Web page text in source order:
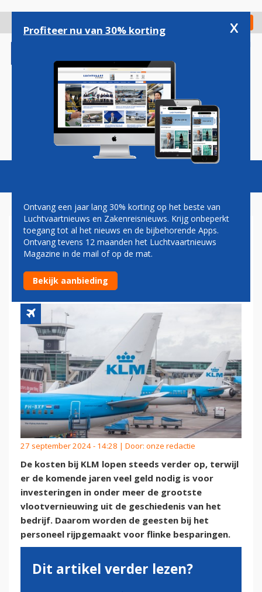
gaan
Check in
Magazine Podcasts Vacatures
'2025 WORDT FINANCIEEL
GROTE UITDAGING VOOR
KLM'
27 september 2024 - 14:28 | Door: onze redactie
De kosten bij KLM lopen steeds verder op, terwijl
er de komende jaren veel geld nodig is voor
investeringen in onder meer de grootste
vlootvernieuwing uit de geschiedenis van het
bedrijf. Daarom worden de geesten bij het
personeel rijpgemaakt voor flinke besparingen.
Dit artikel verder lezen?
Profiteer nu van 30% korting x
Ontvang een jaar lang 30% korting op het beste van
Luchtvaartnieuws en Zakenreisnieuws. Krijg onbeperkt
toegang tot al het nieuws en de bijbehorende Apps.
Ontvang tevens 12 maanden het Luchtvaartnieuws
Magazine in de mail of op de mat.
Bekijk aanbieding